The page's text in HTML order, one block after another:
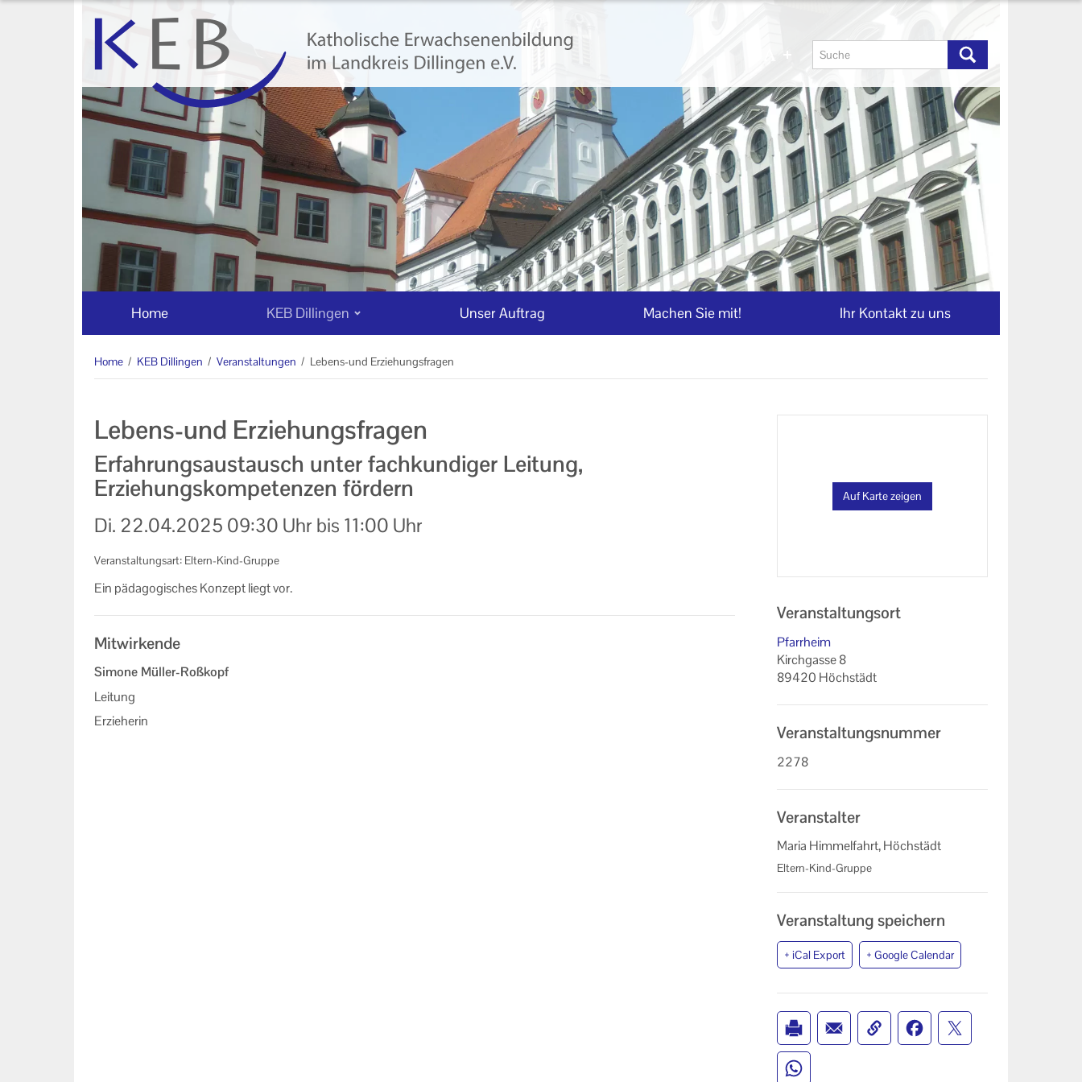
Home KEB Dillingen Unser Auftrag Machen Sie mit! Ihr Kontakt zu uns
Home / KEB Dillingen / Veranstaltungen / Lebens-und Erziehungsfragen
Lebens-und Erziehungsfragen
Erfahrungsaustausch unter fachkundiger Leitung,
Erziehungskompetenzen fördern
Di. 22.04.2025 09:30 Uhr bis 11:00 Uhr
Veranstaltungsart: Eltern-Kind-Gruppe
Ein päd­ago­gi­sches Kon­zept liegt vor.
Mitwirkende
Simone Müller-Roßkopf
Leitung
Erzieherin
Auf Karte zeigen
Veranstaltungsort
Pfarrheim
Kirchgasse 8
89420 Höchstädt
Veranstaltungsnummer
2278
Veranstalter
Maria Himmelfahrt, Höchstädt
Eltern-Kind-Gruppe
Veranstaltung speichern
+ iCal Export + Google Calendar
Mitglieder der KEB Dillingen
Vorstand und Beirat der KEB
Veranstaltungen
Online-Veranstaltungen
Veranstaltungen der KEB
Ihr Kontakt zu uns